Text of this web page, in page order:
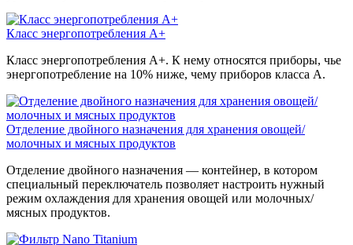
Класс энергопотребления А+
Класс энергопотребления А+. К нему относятся приборы, чье
энергопотребление на 10% ниже, чему приборов класса А.
Отделение двойного назначения для хранения овощей/
молочных и мясных продуктов
Отделение двойного назначения — контейнер, в котором
специальный переключатель позволяет настроить нужный
режим охлаждения для хранения овощей или молочных/
мясных продуктов.